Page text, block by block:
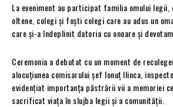
La eveniment au participat familia omului legii,
oltene, colegi și foști colegi care au adus un
care și-a îndeplinit datoria cu onoare și
Ceremonia a debutat cu un moment de
alocuțiunea comisarului șef Ionuț Ilinca,
evidențiat importanța păstrării vii a memoriei
sacrificat viața în slujba legii și a comunității.